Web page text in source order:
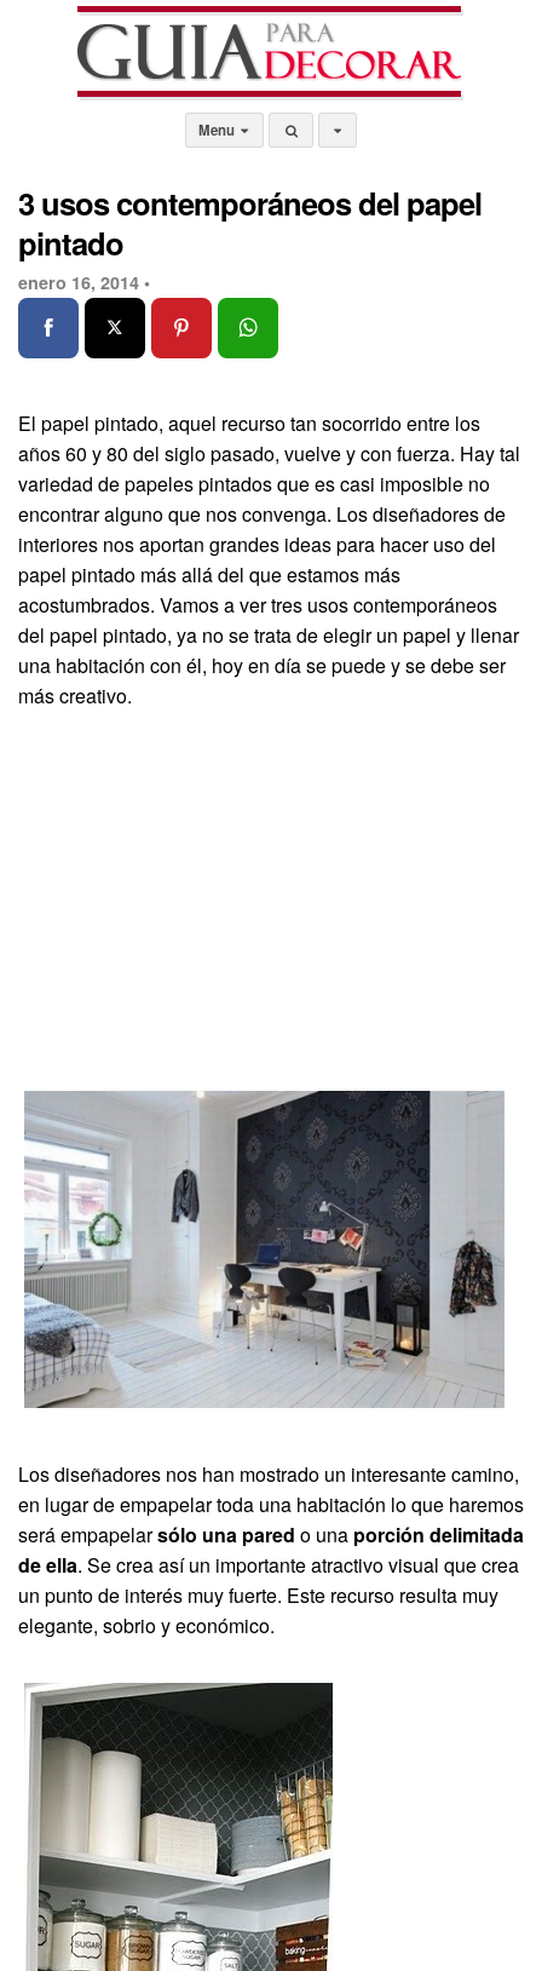
Menu
3 usos contemporáneos del papel
pintado
enero 16, 2014 •
El papel pintado, aquel recurso tan socorrido entre los
años 60 y 80 del siglo pasado, vuelve y con fuerza. Hay tal
variedad de papeles pintados que es casi imposible no
encontrar alguno que nos convenga. Los diseñadores de
interiores nos aportan grandes ideas para hacer uso del
papel pintado más allá del que estamos más
acostumbrados. Vamos a ver tres usos contemporáneos
del papel pintado, ya no se trata de elegir un papel y llenar
una habitación con él, hoy en día se puede y se debe ser
más creativo.
Los diseñadores nos han mostrado un interesante camino,
en lugar de empapelar toda una habitación lo que haremos
será empapelarsólo una pared o una porción delimitada
de ella. Se crea así un importante atractivo visual que crea
un punto de interés muy fuerte. Este recurso resulta muy
elegante, sobrio y económico.